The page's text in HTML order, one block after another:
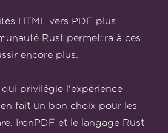
HTML vers PDF plus
Rust permettra à ces
encore plus.
privilégie l'expérience
fait un bon choix pour les
IronPDF et le langage Rust